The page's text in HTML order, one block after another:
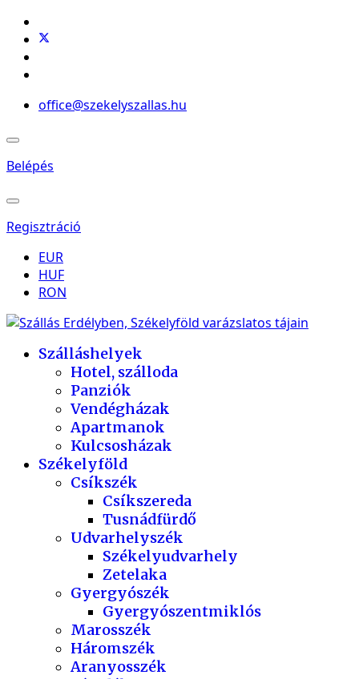
office@szekelyszallas.hu
Belépés
Regisztráció
EUR
HUF
RON
Szálláshelyek
Hotel, szálloda
Panziók
Vendégházak
Apartmanok
Kulcsosházak
Székelyföld
Csíkszék
Csíkszereda
Tusnádfürdő
Udvarhelyszék
Székelyudvarhely
Zetelaka
Gyergyószék
Gyergyószentmiklós
Marosszék
Háromszék
Aranyosszék